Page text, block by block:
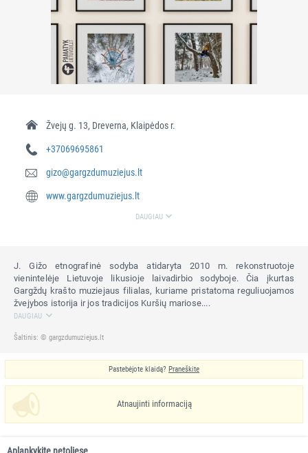
J. Gižo etnografinė sodyba atidaryta 2010 m. rekonstruotoje
vienintelėje Lietuvoje likusioje laivadirbio sodyboje. Čia įkurtas
Gargždų krašto muziejaus filialas, kuriame pristatoma reguliuojamos
žvejybos istorija ir jos tradicijos Kuršių mariose....
DAUGIAU
Šaltinis: © gargzdumuziejus.lt
Pastebėjote klaidą? Praneškite
Atnaujinti informaciją
Aplankykite netoliese
Žvejų g. 13, Dreverna, Klaipėdos r.
+37069695861
gizo@gargzdumuziejus.lt
www.gargzdumuziejus.lt
DAUGIAU